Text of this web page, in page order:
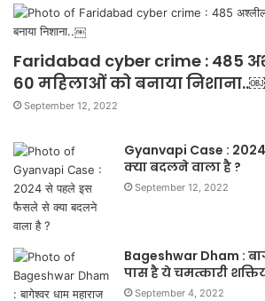
Faridabad cyber crime : 485
60 महिलाओं को बनाया निशाना..￼
September 12, 2022
Gyanvapi Case :
क्या बदलने वाला है ?
September 12, 2022
Bageshwar Dham :
पास है ये चमत्कारी
September 4, 2022